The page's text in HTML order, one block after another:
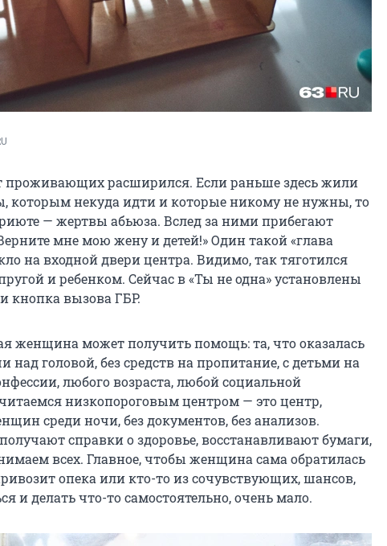
проживающих расширился. Если раньше здесь жили
некуда идти и которые никому не нужны, то
— жертвы абьюза. Вслед за ними прибегают
мне мою жену и детей!» Один такой «глава
на входной двери центра. Видимо, так тяготился
и ребенком. Сейчас в «Ты не одна» установлены
кнопка вызова ГБР.
женщина может получить помощь: та, что оказалась
головой, без средств на пропитание, с детьми на
любого возраста, любой социальной
низкопороговым центром — это центр,
среди ночи, без документов, без анализов.
справки о здоровье, восстанавливают бумаги,
всех. Главное, чтобы женщина сама обратилась
опека или кто-то из сочувствующих, шансов,
и делать что-то самостоятельно, очень мало.